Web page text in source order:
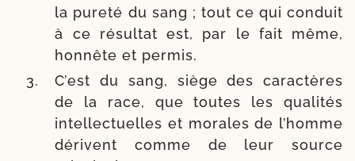
la pure­té du sang ; tout ce qui conduit
à ce résul­tat est, par le fait même,
hon­nête et permis.
C’est du sang, siège des carac­tères
de la race, que toutes les qua­li­tés
intel­lec­tuelles et morales de l’homme
dérivent comme de leur source